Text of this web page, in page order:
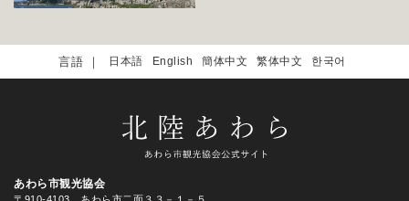
日本語 English 簡体中文 繁体中文 한국어
あわら市観光協会
〒910-4103 あわら市二面３３－１－５